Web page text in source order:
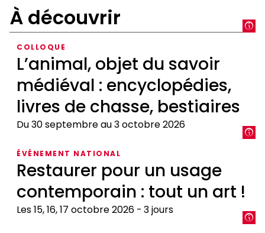
À découvrir
L’animal, objet du savoir
médiéval : encyclopédies,
livres de chasse, bestiaires
Du 30 septembre au 3 octobre 2026
COLLOQUE
L’animal,
objet
du
savoir
médiéval
Restaurer pour un usage
contemporain : tout un art !
Les 15, 16, 17 octobre 2026 3 jours
ÉVÉNEMENT NATIONAL